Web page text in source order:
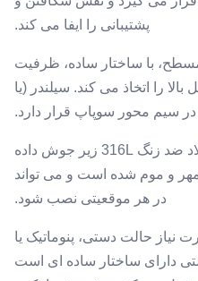
پشتیبانی را ایفا می کند.
مسطح، با ساختار ساده، ظرفیت
را اتخاذ می کند. سیلندر (یا
سیم محور سوپاپ قرار دارد.
6. محور محرک (لینک) با فولاد ضد زنگ 316L زیر جوش داده
و موم شده است و می تواند
در هر موقعیتی نصب شود.
نیاز حالت دستی، پنوماتیک یا
دارای ساختار ساده ای است